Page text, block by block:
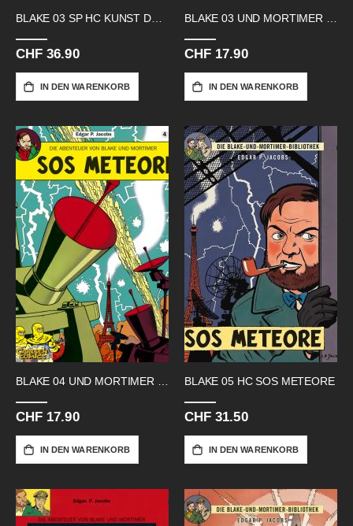
BLAKE 03 SP HC KUNST DES KRIEGES
CHF 36.90
IN DEN WARENKORB
CHF 17.90
IN DEN WARENKORB
CHF 17.90
IN DEN WARENKORB
BLAKE 05 HC SOS METEORE
CHF 31.50
IN DEN WARENKORB